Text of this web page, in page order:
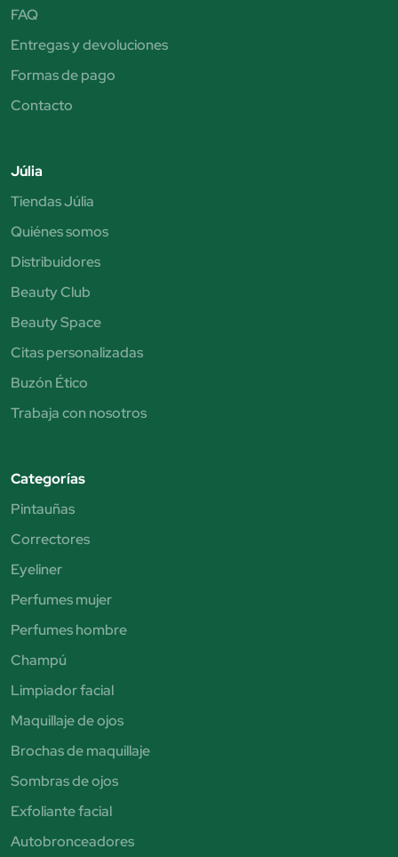
FAQ
Entregas y devoluciones
Formas de pago
Contacto
Júlia
Tiendas Júlia
Quiénes somos
Distribuidores
Beauty Club
Beauty Space
Citas personalizadas
Buzón Ético
Trabaja con nosotros
Categorías
Pintauñas
Correctores
Eyeliner
Perfumes mujer
Perfumes hombre
Champú
Limpiador facial
Maquillaje de ojos
Brochas de maquillaje
Sombras de ojos
Exfoliante facial
Autobronceadores